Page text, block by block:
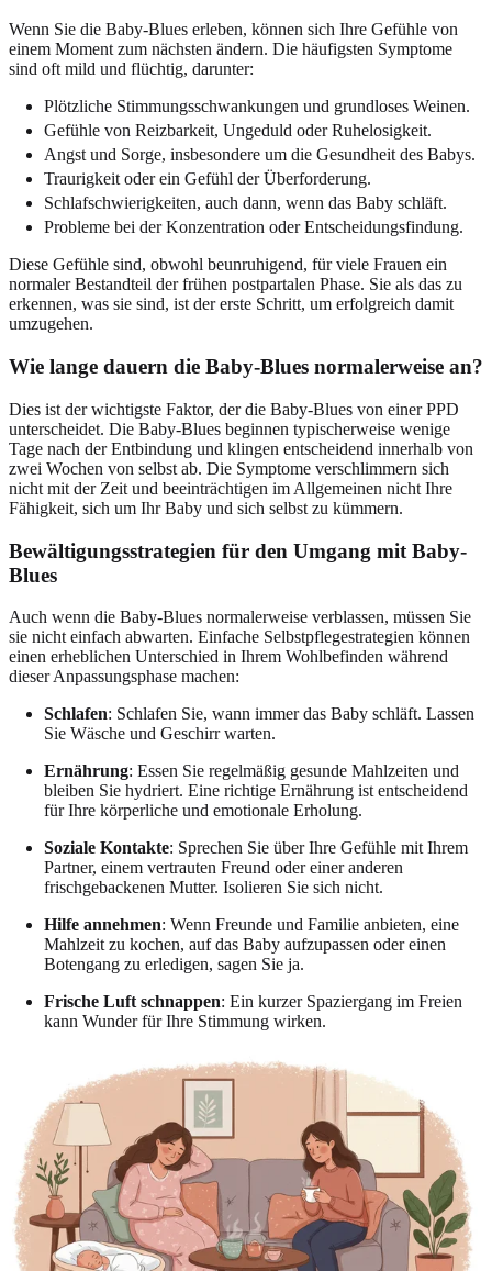
Wenn Sie die Baby-Blues erleben, können sich Ihre Gefühle von
einem Moment zum nächsten ändern. Die häufigsten Symptome
sind oft mild und flüchtig, darunter:
Plötzliche Stimmungsschwankungen und grundloses Weinen.
Gefühle von Reizbarkeit, Ungeduld oder Ruhelosigkeit.
Angst und Sorge, insbesondere um die Gesundheit des Babys.
Traurigkeit oder ein Gefühl der Überforderung.
Schlafschwierigkeiten, auch dann, wenn das Baby schläft.
Probleme bei der Konzentration oder Entscheidungsfindung.
Diese Gefühle sind, obwohl beunruhigend, für viele Frauen ein
normaler Bestandteil der frühen postpartalen Phase. Sie als das zu
erkennen, was sie sind, ist der erste Schritt, um erfolgreich damit
umzugehen.
Wie lange dauern die Baby-Blues normalerweise an?
Dies ist der wichtigste Faktor, der die Baby-Blues von einer PPD
unterscheidet. Die Baby-Blues beginnen typischerweise wenige
Tage nach der Entbindung und klingen entscheidend innerhalb von
zwei Wochen von selbst ab. Die Symptome verschlimmern sich
nicht mit der Zeit und beeinträchtigen im Allgemeinen nicht Ihre
Fähigkeit, sich um Ihr Baby und sich selbst zu kümmern.
Bewältigungsstrategien für den Umgang mit Baby-
Blues
Auch wenn die Baby-Blues normalerweise verblassen, müssen Sie
sie nicht einfach abwarten. Einfache Selbstpflegestrategien können
einen erheblichen Unterschied in Ihrem Wohlbefinden während
dieser Anpassungsphase machen:
Schlafen: Schlafen Sie, wann immer das Baby schläft. Lassen
Sie Wäsche und Geschirr warten.
Ernährung: Essen Sie regelmäßig gesunde Mahlzeiten und
bleiben Sie hydriert. Eine richtige Ernährung ist entscheidend
für Ihre körperliche und emotionale Erholung.
Soziale Kontakte: Sprechen Sie über Ihre Gefühle mit Ihrem
Partner, einem vertrauten Freund oder einer anderen
frischgebackenen Mutter. Isolieren Sie sich nicht.
Hilfe annehmen: Wenn Freunde und Familie anbieten, eine
Mahlzeit zu kochen, auf das Baby aufzupassen oder einen
Botengang zu erledigen, sagen Sie ja.
Frische Luft schnappen: Ein kurzer Spaziergang im Freien
kann Wunder für Ihre Stimmung wirken.